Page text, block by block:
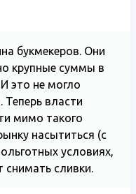
букмекеров. Они
крупные суммы в
это не могло
Теперь власти
мимо такого
насытиться (с
условиях,
снимать сливки.